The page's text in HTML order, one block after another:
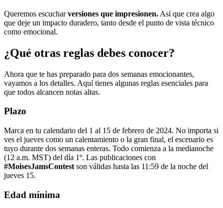
Queremos escucharversiones que impresionen. Así que crea algo
que deje un impacto duradero, tanto desde el punto de vista técnico
como emocional.
¿Qué otras reglas debes conocer?
Ahora que te has preparado para dos semanas emocionantes,
vayamos a los detalles. Aquí tienes algunas reglas esenciales para
que todos alcancen notas altas.
Plazo
Marca en tu calendario del 1 al 15 de febrero de 2024. No importa si
ves el jueves como un calentamiento o la gran final, el escenario es
tuyo durante dos semanas enteras. Todo comienza a la medianoche
(12 a.m. MST) del día 1º. Las publicaciones con
#MoisesJamsContest son válidas hasta las 11:59 de la noche del
jueves 15.
Edad mínima